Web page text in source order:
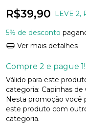
R$39,90 LEVE 2,
5% de desconto
Ver mais detalhes
Compre 2 e pague 1!
Válido para este
categoria: Capinhas de
Nesta promoção você
este produto com
categoria.